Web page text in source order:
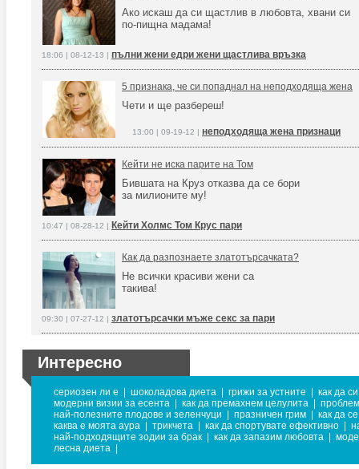
Ако искаш да си щастлив в любовта, хвани си
по-пищна мадама!
18:06 | 08-12-13 | пълни жени едри жени щастлива връзка
5 признака, че си попаднал на неподходяща жена
Чети и ще разбереш!
13:00 | 09-19-12 | неподходяща жена признаци
Кейти не иска парите на Том
Бившата на Круз отказва да се бори
за милионите му!
10:47 | 08-28-12 | Кейти Холмс Том Крус пари
Как да разпознаете златотърсачката?
Не всички красиви жени са
такива!
09:30 | 07-27-12 | златотърсачки мъже секс за пари
Интересно
сериозен ли е шоколадова диета грижи за устните
как да
модерни визии за есента
как да премахнем целулита
най-полезните плодове и зеленчуци
празничен грим
как да
каква е моята аура
трикчета как да спортувате ефективно
най-подходящите зодии за брак
как да запазим любовта
лесна диета